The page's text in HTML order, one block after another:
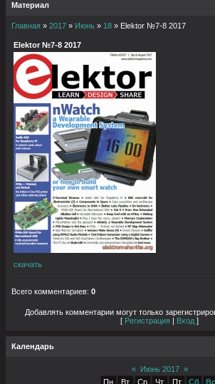
Материал
Главная » 2017 » Июнь » 18 » Elektor №7-8 2017
Elektor №7-8 2017
скачать
Всего комментариев: 0
Добавлять комментарии могут только
[ Регистрация | Вход ]
Календарь
« Июнь 2017 »
Пн
Вт Ср Чт Пт Сб Вс